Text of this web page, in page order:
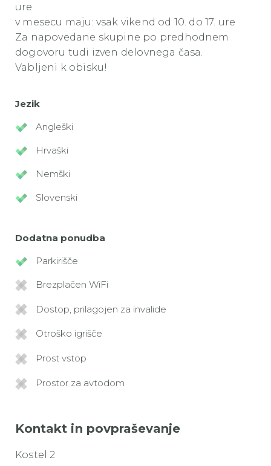
ure
​v mesecu maju: vsak vikend od 10. do 17. ure
Za napovedane skupine po predhodnem
dogovoru tudi izven delovnega časa.
Vabljeni k obisku!
Jezik
Angleški
Hrvaški
Nemški
Slovenski
Dodatna ponudba
Parkirišče
Brezplačen WiFi
Dostop, prilagojen za invalide
Otroško igrišče
Prost vstop
Prostor za avtodom
Kontakt in povpraševanje
Kostel 2